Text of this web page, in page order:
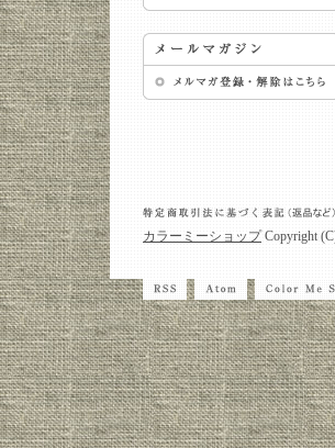
カラーミーショップCopyright